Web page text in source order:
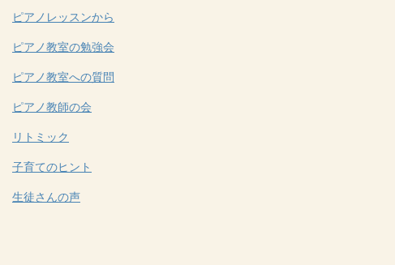
ピアノレッスンから
ピアノ教室の勉強会
ピアノ教室への質問
ピアノ教師の会
リトミック
子育てのヒント
生徒さんの声